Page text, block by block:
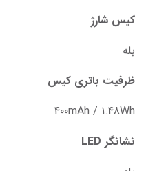
کیس شارژ
بله
ظرفیت باتری کیس
400mAh / 1.48Wh
نشانگر LED